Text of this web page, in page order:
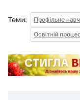
Теми: Профільне
Освітній процес